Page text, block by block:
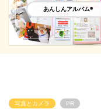
あんしんアルバム®️
写真とカメラ PR